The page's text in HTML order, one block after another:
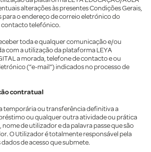
alterações às presentes Condições Gerais,
para o endereço de correio eletrónico do
contacto telefónico.
toda e qualquer comunicação e/ou
com a utilização da plataforma LEYA
a morada, telefone de contacto e ou
(“e-mail”) indicados no processo de
contratual
temporária ou transferência definitiva a
ou qualquer outra atividade ou prática
de utilizador e da palavra passe que são
O Utilizador é totalmente responsável pela
de acesso que submete.